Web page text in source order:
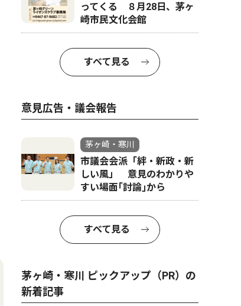
ってくる ８月28日、茅ヶ
崎市民文化会館
すべて見る
意見広告・議会報告
茅ヶ崎・寒川
市議会会派「絆・新政・新
しい風」 意見のわかりや
すい場面｢討論｣から
すべて見る
茅ヶ崎・寒川 ピックアップ（PR）の
新着記事